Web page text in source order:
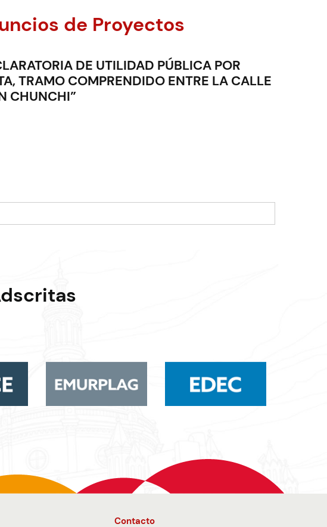
de Proyectos
DE UTILIDAD PÚBLICA POR
TRAMO COMPRENDIDO ENTRE LA CALLE
CHUNCHI”
Contacto